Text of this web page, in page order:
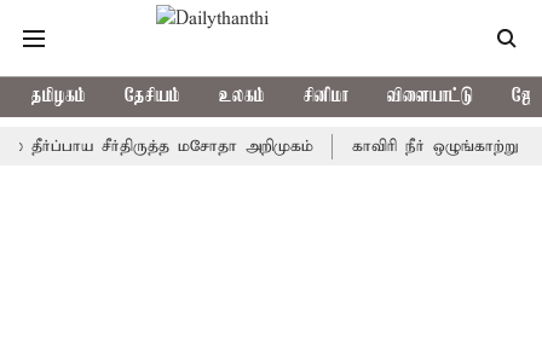
தமிழகம் தேசியம் உலகம் சினிமா விளையாட்டு
சீர்திருத்த மசோதா அறிமுகம் காவிரி நீர் ஒழுங்காற்று குழு